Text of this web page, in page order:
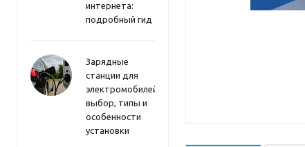
интернета:
подробный гид
Зарядные
станции для
электромобилей:
выбор, типы и
особенности
установки